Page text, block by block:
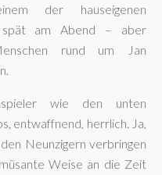
der hauseigenen
spät am Abend – aber
rund um Jan
wie den unten
entwaffnend, herrlich. Ja,
Neunzigern verbringen
Weise an die Zeit